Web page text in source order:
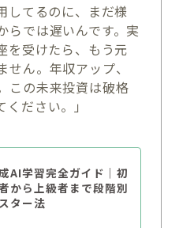
してるのに、まだ様
らでは遅いんです。実
を受けたら、もう元
ん。年収アップ、
この未来投資は破格
ださい。」
AI学習完全ガイド｜初
から上級者まで段階別
ター法